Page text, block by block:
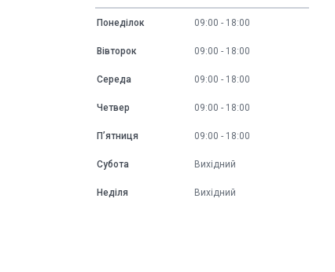
Понеділок 09:00 18:00
Вівторок 09:00 18:00
Середа 09:00 18:00
Четвер 09:00 18:00
Пʼятниця 09:00 18:00
Субота Вихідний
Неділя Вихідний